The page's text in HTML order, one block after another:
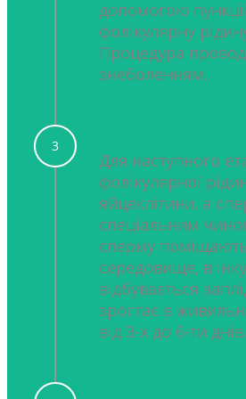
допомогою
фолікулярну
Процедура
знеболенням.
3
Для наступного
фолікулярної
яйцеклітини, а
спеціальним
сперму
середовище, в
відбувається
зростає в
від 3-х до 6-ти днів.